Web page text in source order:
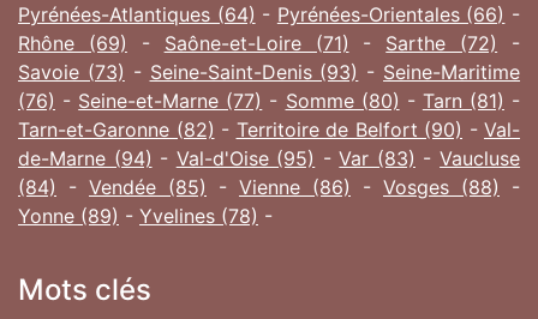
Pyrénées-Atlantiques (64) - Pyrénées-Orientales (66) -
Rhône (69) - Saône-et-Loire (71) - Sarthe (72)
-
Savoie (73) - Seine-Saint-Denis (93) - Seine-Maritime
(76) - Seine-et-Marne (77) - Somme (80) - Tarn (81) -
Tarn-et-Garonne (82) - Territoire de Belfort (90) - Val-
de-Marne (94) - Val-d'Oise (95) -Var (83) -Vaucluse
(84) - Vendée (85) - Vienne (86) - Vosges (88) -
Yonne (89) - Yvelines (78) -
Mots clés